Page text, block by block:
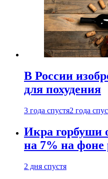
В России
для похудения
3 года спустя2 года
Икра горбуши
на 7% на фоне
2 дня спустя